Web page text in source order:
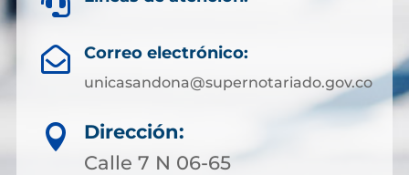
 Correo electrónico:
unicasandona@supernotariado.gov.co

Dirección:
Calle 7 N 06-65